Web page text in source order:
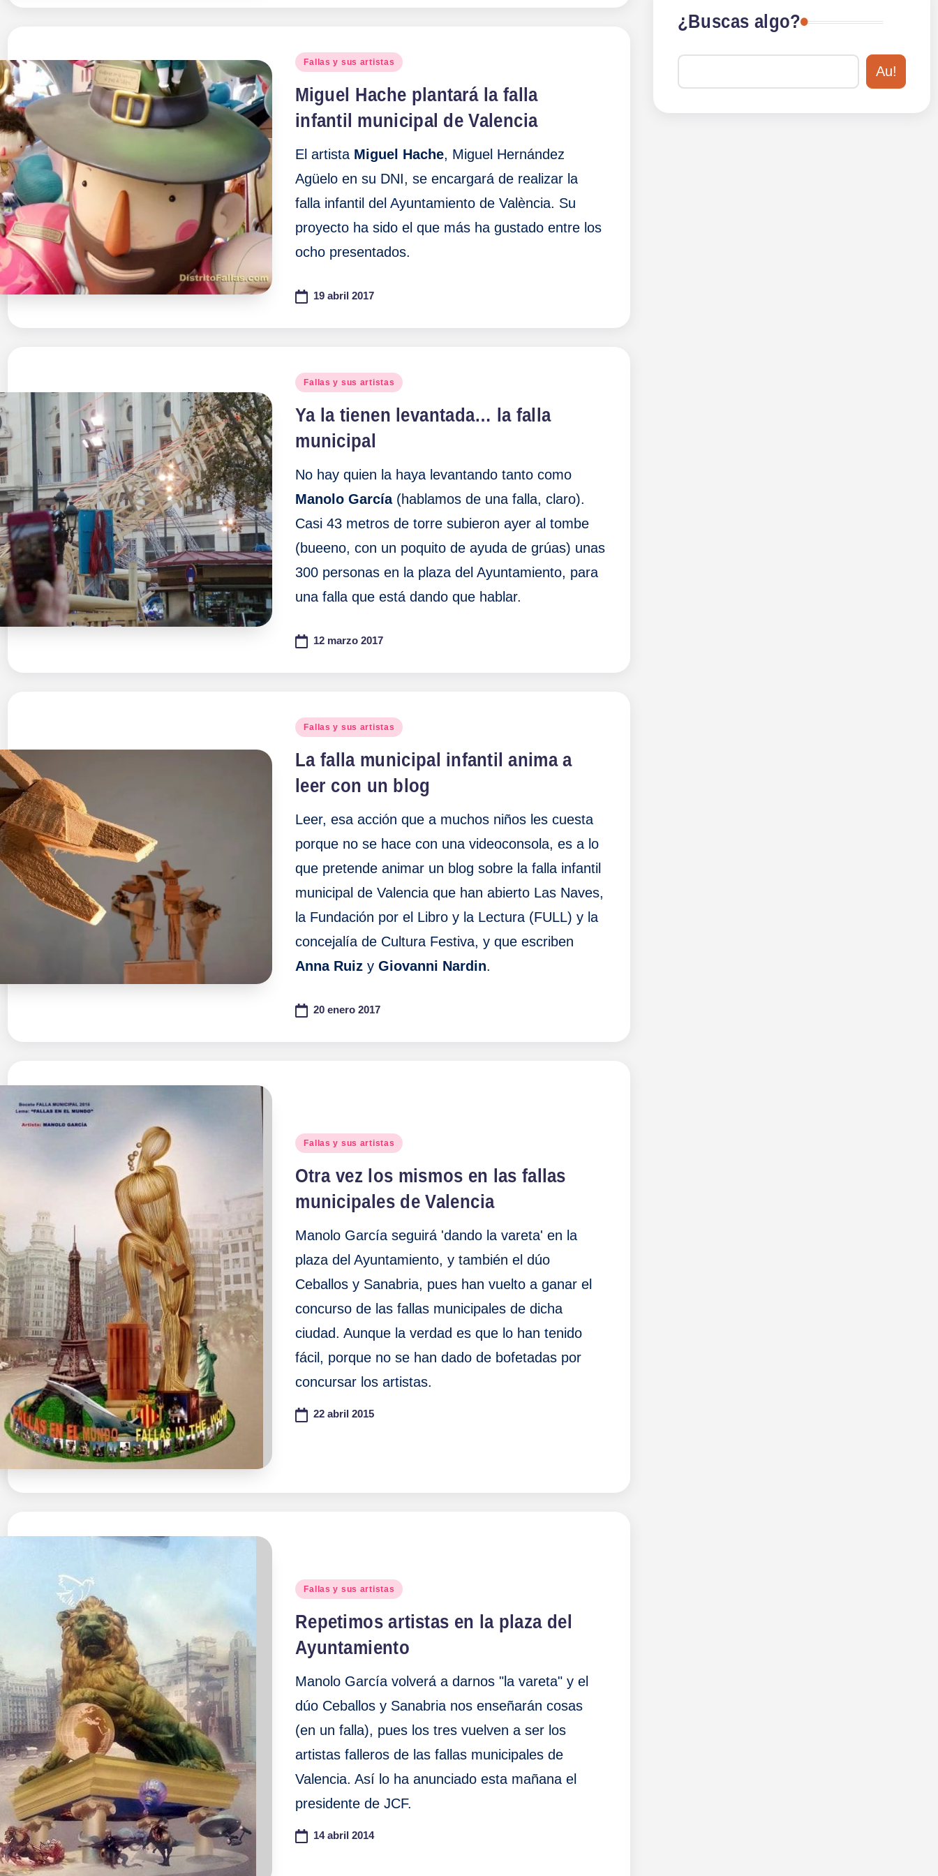
Publicado
Fallas y sus artistas
Miguel Hache plantará la falla
infantil municipal de Valencia
El artista Miguel Hache, Miguel Hernández
Agüelo en su DNI, se encargará de realizar la
falla infantil del Ayuntamiento de València. Su
proyecto ha sido el que más ha gustado entre los
ocho presentados.
19 abril 2017
Publicado
Fallas y sus artistas
Ya la tienen levantada… la falla
municipal
No hay quien la haya levantando tanto como
Manolo García(hablamos de una falla, claro).
Casi 43 metros de torre subieron ayer al tombe
(bueeno, con un poquito de ayuda de grúas) unas
300 personas en la plaza del Ayuntamiento, para
una falla que está dando que hablar.
12 marzo 2017
Publicado
Fallas y sus artistas
La falla municipal infantil anima a
leer con un blog
Leer, esa acción que a muchos niños les cuesta
porque no se hace con una videoconsola, es a lo
que pretende animar un blog sobre la falla infantil
municipal de Valencia que han abierto Las Naves,
la Fundación por el Libro y la Lectura (FULL) y la
concejalía de Cultura Festiva, y que escriben
Anna Ruiz yGiovanni Nardin.
20 enero 2017
Publicado
Fallas y sus artistas
Otra vez los mismos en las fallas
municipales de Valencia
Manolo García seguirá 'dando la vareta' en la
plaza del Ayuntamiento, y también el dúo
Ceballos y Sanabria, pues han vuelto a ganar el
concurso de las fallas municipales de dicha
ciudad. Aunque la verdad es que lo han tenido
fácil, porque no se han dado de bofetadas por
concursar los artistas.
22 abril 2015
Publicado
Fallas y sus artistas
Repetimos artistas en la plaza del
Ayuntamiento
Manolo García volverá a darnos "la vareta" y el
dúo Ceballos y Sanabria nos enseñarán cosas
(en un falla), pues los tres vuelven a ser los
artistas falleros de las fallas municipales de
Valencia. Así lo ha anunciado esta mañana el
presidente de JCF.
14 abril 2014
¿Buscas algo?
Au!